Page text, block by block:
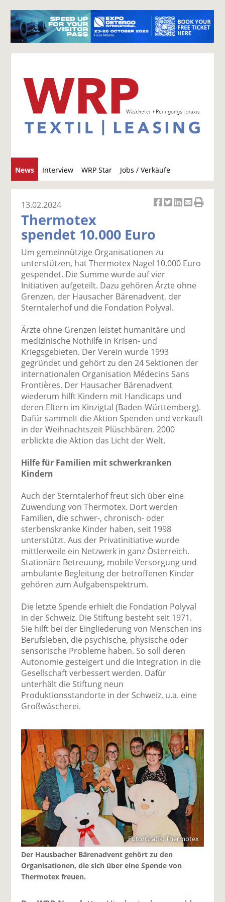
News Interview WRP Star Jobs / Verkäufe
u
c
k
a
uf
F
ac
e
b
o
o
k
te
il
e
n
t
wi
tt
er
n
a
uf
n
k
n
e
n
p
er
m
v
er
n
d
e
ru
e
13.02.2024
Thermotex
spendet 10.000 Euro
Um gemeinnützige Organisationen zu
unterstützen, hat Thermotex Nagel 10.000 Euro
gespendet. Die Summe wurde auf vier
Initiativen aufgeteilt. Dazu gehören Ärzte ohne
Grenzen, der Hausacher Bärenadvent, der
Sterntalerhof und die Fondation Polyval.
Ärzte ohne Grenzen leistet humanitäre und
medizinische Nothilfe in Krisen- und
Kriegsgebieten. Der Verein wurde 1993
gegründet und gehört zu den 24 Sektionen der
internationalen Organisation Médecins Sans
Frontières. Der Hausacher Bärenadvent
wiederum hilft Kindern mit Handicaps und
deren Eltern im Kinzigtal (Baden-Württemberg).
Dafür sammelt die Aktion Spenden und verkauft
in der Weihnachtszeit Plüschbären. 2000
erblickte die Aktion das Licht der Welt.
Hilfe für Familien mit schwerkranken
Kindern
Auch der Sterntalerhof freut sich über eine
Zuwendung von Thermotex. Dort werden
Familien, die schwer-, chronisch- oder
sterbenskranke Kinder haben, seit 1998
unterstützt. Aus der Privatinitiative wurde
mittlerweile ein Netzwerk in ganz Österreich.
Stationäre Betreuung, mobile Versorgung und
ambulante Begleitung der betroffenen Kinder
gehören zum Aufgabenspektrum.
Die letzte Spende erhielt die Fondation Polyval
in der Schweiz. Die Stiftung besteht seit 1971.
Sie hilft bei der Eingliederung von Menschen ins
Berufsleben, die psychische, physische oder
sensorische Probleme haben. So soll deren
Autonomie gesteigert und die Integration in die
Gesellschaft verbessert werden. Dafür
unterhält die Stiftung neun
Produktionsstandorte in der Schweiz, u.a. eine
Großwäscherei.
Foto/Grafik: Thermotex
Der Hausbacher Bärenadvent gehört zu den
Organisationen, die sich über eine Spende von
Thermotex freuen.